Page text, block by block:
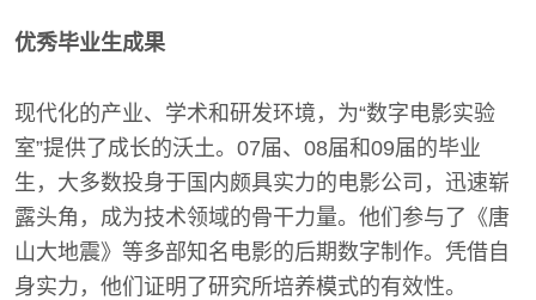
优秀毕业生成果
现代化的产业、学术和研发环境，为“数字电影实验
室”提供了成长的沃土。07届、08届和09届的毕业
生，大多数投身于国内颇具实力的电影公司，迅速崭
露头角，成为技术领域的骨干力量。他们参与了《唐
山大地震》等多部知名电影的后期数字制作。凭借自
身实力，他们证明了研究所培养模式的有效性。